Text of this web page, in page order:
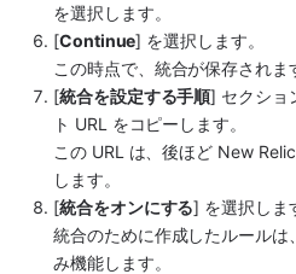
を選択します。
[Continue] を選択します。
この時点で、統合が保存されま
[統合を設定する手順] セクショ
ト URL をコピーします。
この URL は、後ほど New Relic
します。
[統合をオンにする] を選択しま
統合のために作成したルール
み機能します。